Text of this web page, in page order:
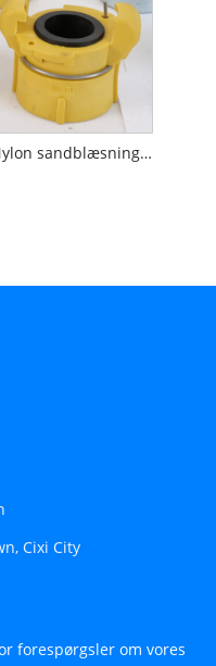
Nylon sandblæsningskobling
Cixi City
forespørgsler om vores